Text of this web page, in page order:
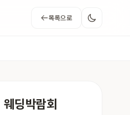
목록으로
딩박람회